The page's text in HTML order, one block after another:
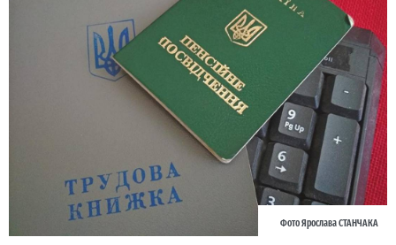
Фото Ярослава СТАНЧАКА